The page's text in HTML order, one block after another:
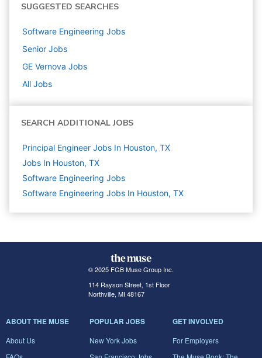
SUGGESTED SEARCHES
Software Engineering Jobs
Senior Jobs
GE Vernova Jobs
All Jobs
SEARCH ADDITIONAL JOBS
Principal Engineer Jobs In Houston, TX
Jobs In Houston, TX
Software Engineering Jobs
Software Engineering Jobs In Houston, TX
© 2025 FGB Muse Group Inc.
114 Rayson Street, 1st Floor
Northville, MI 48167
ABOUT THE MUSE
About Us
POPULAR JOBS
New York Jobs
GET INVOLVED
For Employers